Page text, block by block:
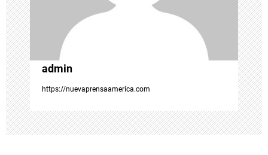
n
t
r
a
d
admin
https://nuevaprensaamerica.com